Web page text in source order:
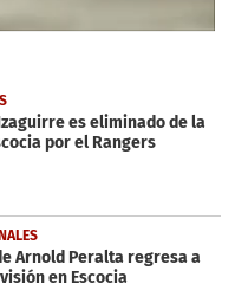
es eliminado de la
por el Rangers
Arnold Peralta regresa a
en Escocia